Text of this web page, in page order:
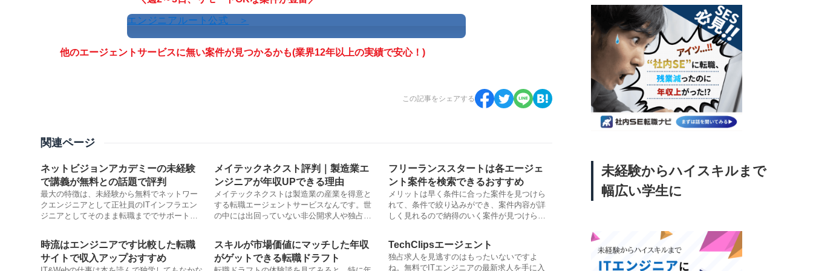
エンジニアルート公式 ＞
他のエージェントサービスに無い案件が見つかるかも(業界12年以上の実績で安心！)
この記事をシェアする
関連ページ
ネットビジョンアカデミーの未経験
で講義が無料との話題で評判
最大の特徴は、未経験から無料でネットワー
クエンジニアとして正社員のITインフラエン
ジニアとしてそのまま転職まででサポートし
問題の95%ぐらいが、その問題集の内容から
でているとも言われています。
メイテックネクスト評判｜製造業エ
ンジニアが年収UPできる理由
メイテックネクストは製造業の産業を得意と
する転職エージェントサービスなんです。世
の中には出回っていない非公開求人や独占求
者として活躍していたプロ集団のため客観的
にアドバイスしてくれます。
フリーランススタートは各エージェ
ント案件を検索できるおすすめ
メリットは早く条件に合った案件を見つけら
れて、条件で絞り込みができ、案件内容が詳
しく見れるので納得のいく案件が見つけられ
るかどうか決断が早くできる。
時流はエンジニアです比較した転職
サイトで収入アップおすすめ
スキルが市場価値にマッチした年収
がゲットできる転職ドラフト
TechClipsエージェント
独占求人を見逃すのはもったいないですよ
ね。無料でITエンジニアの最新求人を手に入
未経験からハイスキルまで
幅広い学生に